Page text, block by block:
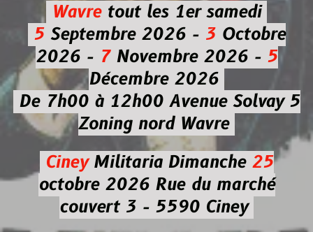
Wavretout les 1er samedi
5Septembre 2026 - 3Octobre
2026 -7Novembre 2026 - 5
Décembre 2026
De 7h00 à 12h00 Avenue Solvay 5
Zoning nord Wavre
CineyMilitaria Dimanche 25
octobre 2026Rue du marché
couvert 3 - 5590 Ciney